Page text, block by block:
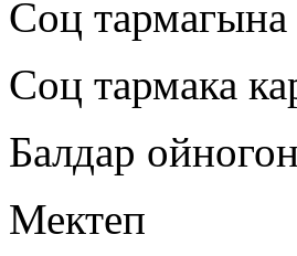
Соц
Соц тармака
Балдар
Мектеп